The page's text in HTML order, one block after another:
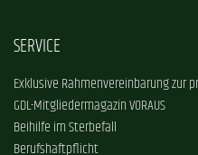
SERVICE
Exklusive Rahmenvereinbarung zur
GDL-Mitgliedermagazin VORAUS
Beihilfe im Sterbefall
Berufshaftpflicht